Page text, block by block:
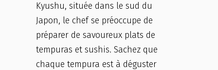
Kyushu, située dans le sud du
Japon, le chef se préoccupe de
préparer de savoureux plats de
tempuras et sushis. Sachez que
chaque tempura est à déguster